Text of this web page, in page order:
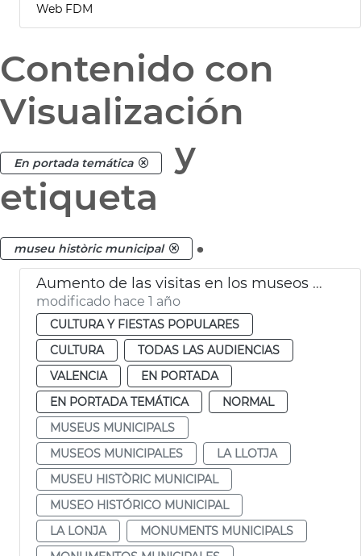
Web FDM
Contenido con
Visualización
En portada temática
y
etiqueta
museu històric municipal .
Aumento de las visitas en los museos y monumentos de València
modificado hace 1 año
CULTURA Y FIESTAS POPULARES
CULTURA
TODAS LAS AUDIENCIAS
VALENCIA
EN PORTADA
EN PORTADA TEMÁTICA
NORMAL
MUSEUS MUNICIPALS
MUSEOS MUNICIPALES
LA LLOTJA
MUSEU HISTÒRIC MUNICIPAL
MUSEO HISTÓRICO MUNICIPAL
LA LONJA
MONUMENTS MUNICIPALS